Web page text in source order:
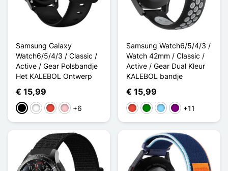
Samsung Galaxy
Watch6/5/4/3 / Classic /
Active / Gear Polsbandje
Het KALEBOL Ontwerp
€ 15,99
ZwartWit RoodRoze+6
Samsung Watch6/5/4/3 /
Watch 42mm / Classic /
Active / Gear Dual Kleur
KALEBOL bandje
€ 15,99
RoodGroenLicht Blauw
Purper
+11